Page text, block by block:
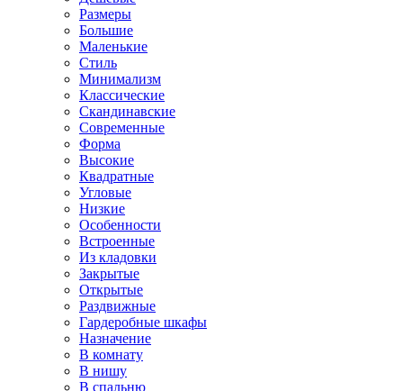
Размеры
Большие
Маленькие
Стиль
Минимализм
Классические
Скандинавские
Современные
Форма
Высокие
Квадратные
Угловые
Низкие
Особенности
Встроенные
Из кладовки
Закрытые
Открытые
Раздвижные
Гардеробные шкафы
Назначение
В комнату
В нишу
В спальню